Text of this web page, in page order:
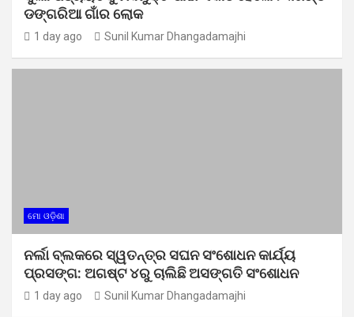
ଡଙ୍ଗରିଆ ଗାଁର ଲୋକ
1 day ago Sunil Kumar Dhangadamajhi
ମୋ ଓଡ଼ିଶା
ନର୍ଲା ବ୍ଲକରେ ସ୍ୱତନ୍ତ୍ର ସଘନ ସଂଶୋଧନ କାର୍ଯ୍ୟ
ପ୍ରସଙ୍ଗ: ଅଗଷ୍ଟ ୪ରୁ ଚାଲିଛି ଅସଙ୍ଗତି ସଂଶୋଧନ
1 day ago Sunil Kumar Dhangadamajhi